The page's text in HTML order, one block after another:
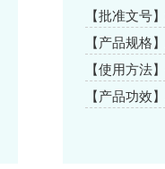
【批准文号】
【产品规格】
【使用方法】
【产品功效】